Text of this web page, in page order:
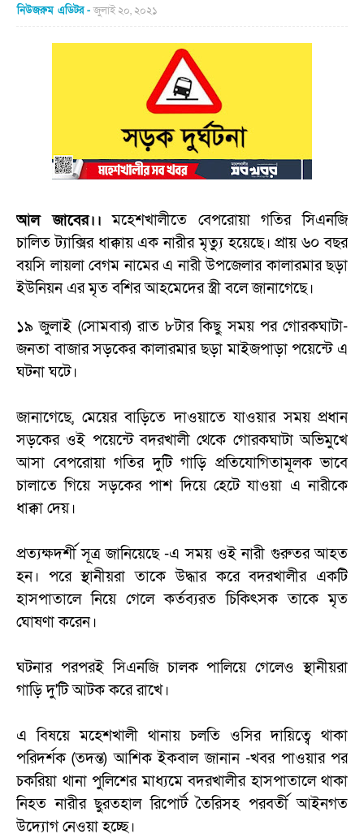
নিউজরুম এডিটর জুলাই ২০, ২০২১
আল জাবের।। মহেশখালীতে বেপরোয়া গতির সিএনজি
চালিত ট্যাক্সির ধাক্কায় এক নারীর মৃত্যু হয়েছে। প্রায় ৬০ বছর
বয়সি লায়লা বেগম নামের এ নারী উপজেলার কালারমার ছড়া
ইউনিয়ন এর মৃত বশির আহমেদের স্ত্রী বলে জানাগেছে।
১৯ জুলাই (সোমবার) রাত ৮টার কিছু সময় পর গোরকঘাটা-
জনতা বাজার সড়কের কালারমার ছড়া মাইজপাড়া পয়েন্টে এ
ঘটনা ঘটে।
জানাগেছে, মেয়ের বাড়িতে দাওয়াতে যাওয়ার সময় প্রধান
সড়কের ওই পয়েন্টে বদরখালী থেকে গোরকঘাটা অভিমুখে
আসা বেপরোয়া গতির দুটি গাড়ি প্রতিযোগিতামূলক ভাবে
চালাতে গিয়ে সড়কের পাশ দিয়ে হেটে যাওয়া এ নারীকে
ধাক্কা দেয়।
প্রত্যক্ষদর্শী সূত্র জানিয়েছে -এ সময় ওই নারী গুরুতর আহত
হন। পরে স্থানীয়রা তাকে উদ্ধার করে বদরখালীর একটি
হাসপাতালে নিয়ে গেলে কর্তব্যরত চিকিৎসক তাকে মৃত
ঘোষণা করেন।
ঘটনার পরপরই সিএনজি চালক পালিয়ে গেলেও স্থানীয়রা
গাড়ি দু'টি আটক করে রাখে।
এ বিষয়ে মহেশখালী থানায় চলতি ওসির দায়িত্বে থাকা
পরিদর্শক (তদন্ত) আশিক ইকবাল জানান -খবর পাওয়ার পর
চকরিয়া থানা পুলিশের মাধ্যমে বদরখালীর হাসপাতালে থাকা
নিহত নারীর ছুরতহাল রিপোর্ট তৈরিসহ পরবর্তী আইনগত
উদ্যোগ নেওয়া হচ্ছে।